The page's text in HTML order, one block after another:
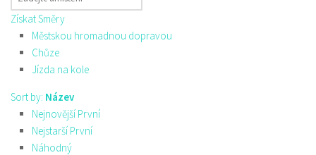
Získat Směry
Městskou hromadnou dopravou
Chůze
Jízda na kole
Sort by: Název
Nejnovější První
Nejstarší První
Náhodný